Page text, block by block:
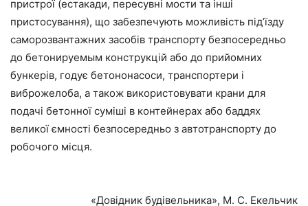
пристрої (естакади, пересувні мости та інші
пристосування), що забезпечують можливість під’їзду
саморозвантажних засобів транспорту безпосередньо
до бетонируемым конструкцій або до прийомних
бункерів, годує бетононасоси, транспортери і
виброжелоба, а також використовувати крани для
подачі бетонної суміші в контейнерах або баддях
великої ємності безпосередньо з автотранспорту до
робочого місця.
«Довідник будівельника», М. С. Екельчик